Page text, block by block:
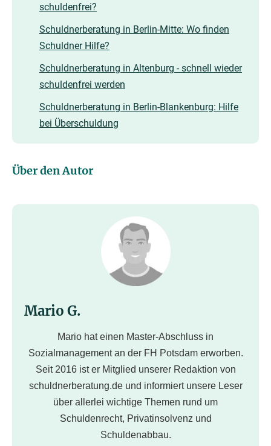
schuldenfrei?
Schuldnerberatung in Berlin-Mitte: Wo finden
Schuldner Hilfe?
Schuldnerberatung in Altenburg - schnell wieder
schuldenfrei werden
Schuldnerberatung in Berlin-Blankenburg: Hilfe
bei Überschuldung
Über den Autor
Mario G.
Mario hat einen Master-Abschluss in
Sozialmanagement an der FH Potsdam erworben.
Seit 2016 ist er Mitglied unserer Redaktion von
schuldnerberatung.de und informiert unsere Leser
über allerlei wichtige Themen rund um
Schuldenrecht, Privatinsolvenz und
Schuldenabbau.